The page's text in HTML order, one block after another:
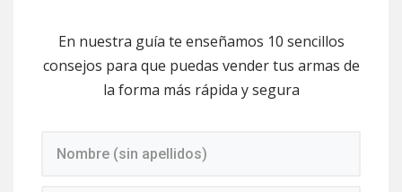
En nuestra guía te enseñamos 10 sencillos
consejos para que puedas vender tus armas de
la forma más rápida y segura